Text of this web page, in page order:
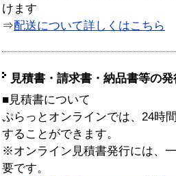
けます
⇒配送について詳しくはこちら
見積書・請求書・納品書等の
■見積書について
ぷらっとオンラインでは、24時
することができます。
※オンライン見積書発行には、
要です。